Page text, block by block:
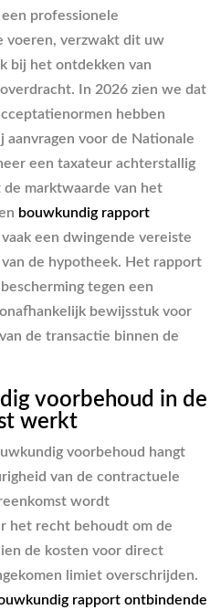
professionele
voeren, verzwakt dit uw
bij het ontdekken van
In 2026 zien we dat
hebben
aanvragen voor de Nationale
een taxateur achterstallig
marktwaarde van het
bouwkundig rapport
vaak een dwingende vereiste
de hypotheek. Het rapport
tegen een
bewijsstuk voor
de transactie binnen de
voorbehoud in de
werkt
voorbehoud hangt
van de contractuele
wordt
het recht behoudt om de
de kosten voor direct
limiet overschrijden.
rapport ontbindende